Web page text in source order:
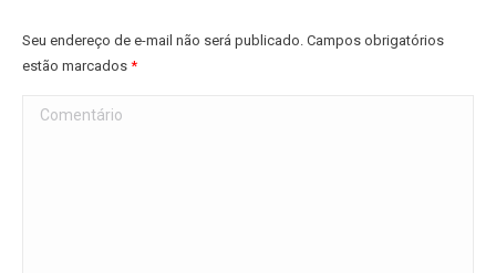
Seu endereço de e-mail não será publicado. Campos obrigatórios
estão marcados *
Comentário